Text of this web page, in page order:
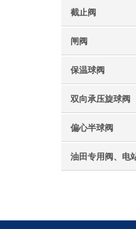
截止阀
闸阀
保温球阀
双向承压旋球阀
偏心半球阀
油田专用阀、电